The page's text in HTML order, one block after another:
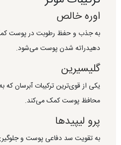
اوره خالص
به جذب و حفظ رطوبت در پوست
دهیدراته شدن پوست می‌شود.
گلیسیرین
یکی از قوی‌ترین ترکیبات آبرسان
محافظ پوست کمک می‌کند.
پرو لیپیدها
به تقویت سد دفاعی پوست و